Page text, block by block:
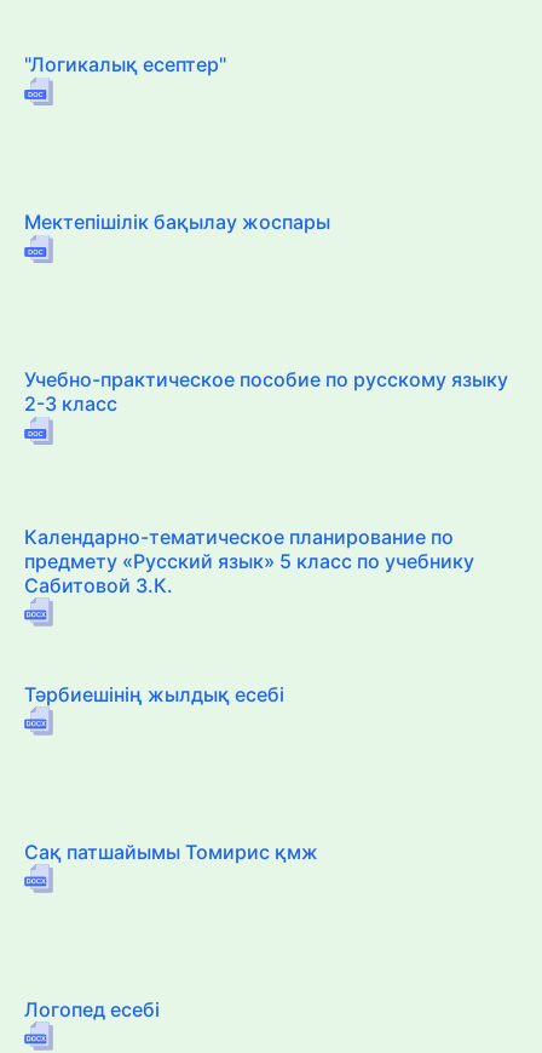
"Логикалық есептер"
Мектепішілік бақылау жоспары
Учебно-практическое пособие по русскому языку
2-3 класс
Календарно-тематическое планирование по
предмету «Русский язык» 5 класс по учебнику
Сабитовой З.К.
Тәрбиешінің жылдық есебі
Сақ патшайымы Томирис қмж
Логопед есебі